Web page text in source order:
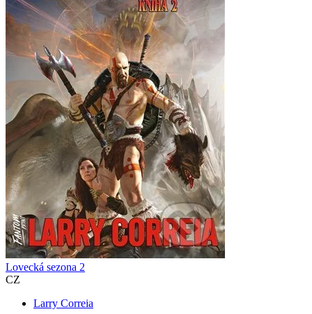
Lovecká sezona 2
CZ
Larry Correia